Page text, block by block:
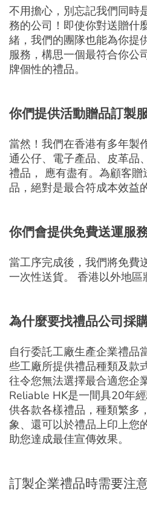
不用擔心，別忘記我們同時
務的公司！即使你對送贈什
緒，我們的團隊也能為你提
服務，構思一個最符合你公
牌個性的禮品。
你們提供活動贈品訂製
當然！我們在香港有多年製
通公仔、電子產品、皮革品
禮品， 應有盡有。為顧客
品，絕對是最合符成本效益
你們會提供免費送運服
當工序完成後，我們將免費
一次性送貨。 香港以外地區
為什麼要找禮品公司採
自行委託工廠生產企業禮品
些工廠所提供禮品種類及款
往令您無法選擇最合適您企
Reliable HK是一間具20年
供各款各樣禮品，種類繁多
象、還可以於禮品上印上您
助您達成最佳宣傳效果。
訂製企業禮品時需要注